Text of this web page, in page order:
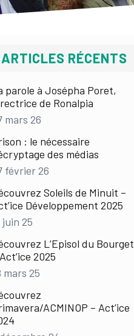
ARTICLES RÉCENTS
parole à Josépha Poret,
de Ronalpia
mars 26
: le nécessaire
des médias
février 26
Soleils de Minuit –
Développement 2025
juin 25
L’Episol du Bourget
2025
mars 25
ACMINOP – Act’ice